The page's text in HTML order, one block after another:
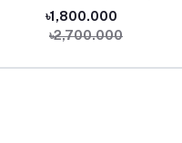
Security Camera
৳1,800.000
৳2,700.000